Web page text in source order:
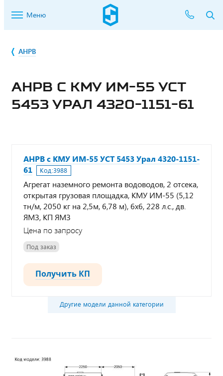
Меню
АНРВ
АНРВ С КМУ ИМ-55 УСТ
5453 УРАЛ 4320-1151-61
АНРВ с КМУ ИМ-55 УСТ 5453 Урал 4320-1151-
61
Код:3988
Агрегат наземного ремонта водоводов, 2 отсека,
открытая грузовая площадка, КМУ ИМ-55 (5,12
тн/м, 2050 кг на 2,5м, 6,78 м), 6x6, 228 л.с., дв.
ЯМЗ, КП ЯМЗ
Цена по запросу
Под заказ
Получить КП
Другие модели данной категории